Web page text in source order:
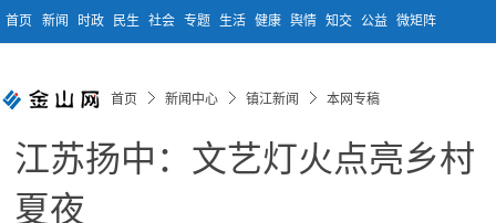
首页 新闻 时政 民生 社会 专题 生活 健康 舆情 知交 公益 微矩阵
首页 新闻中心 镇江新闻 本网专稿
江苏扬中：文艺灯火点亮乡村
夏夜